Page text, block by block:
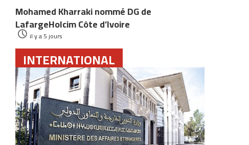
Mohamed Kharraki nommé DG de
LafargeHolcim Côte d’Ivoire
il y a 5 jours
INTERNATIONAL